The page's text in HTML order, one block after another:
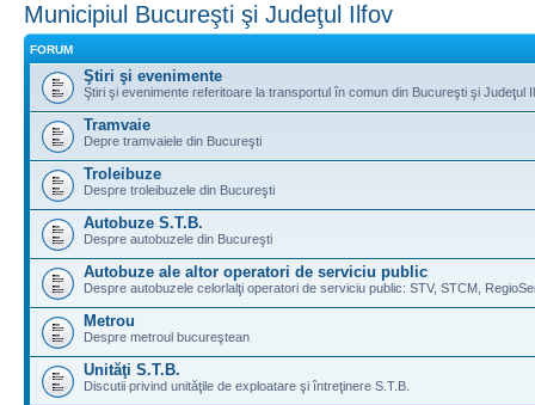
Municipiul Bucureşti şi Judeţul Ilfov
FORUM
Ştiri şi evenimente
Ştiri şi evenimente referitoare la transportul în comun din Bucureşti şi Judeţul
Tramvaie
Depre tramvaiele din Bucureşti
Troleibuze
Despre troleibuzele din Bucureşti
Autobuze S.T.B.
Despre autobuzele din Bucureşti
Autobuze ale altor operatori de serviciu public
Despre autobuzele celorlalţi operatori de serviciu public: STV, STCM,
Metrou
Despre metroul bucureştean
Unităţi S.T.B.
Discutii privind unităţile de exploatare şi întreţinere S.T.B.